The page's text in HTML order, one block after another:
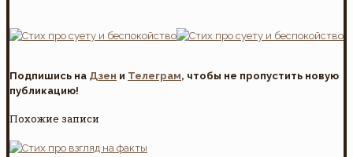
Подпишись на Дзен и Телеграм, чтобы не пропустить новую
публикацию!
Похожие записи